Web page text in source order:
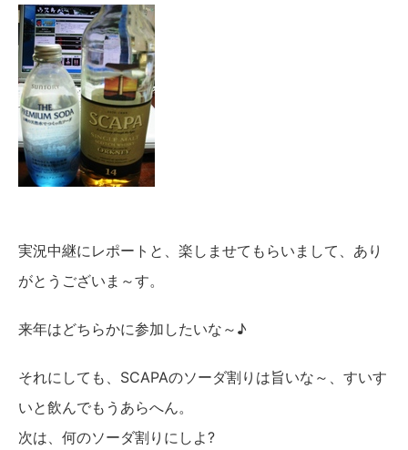
実況中継にレポートと、楽しませてもらいまして、あり
がとうございま～す。
来年はどちらかに参加したいな～♪
それにしても、SCAPAのソーダ割りは旨いな～、すいす
いと飲んでもうあらへん。
次は、何のソーダ割りにしよ?